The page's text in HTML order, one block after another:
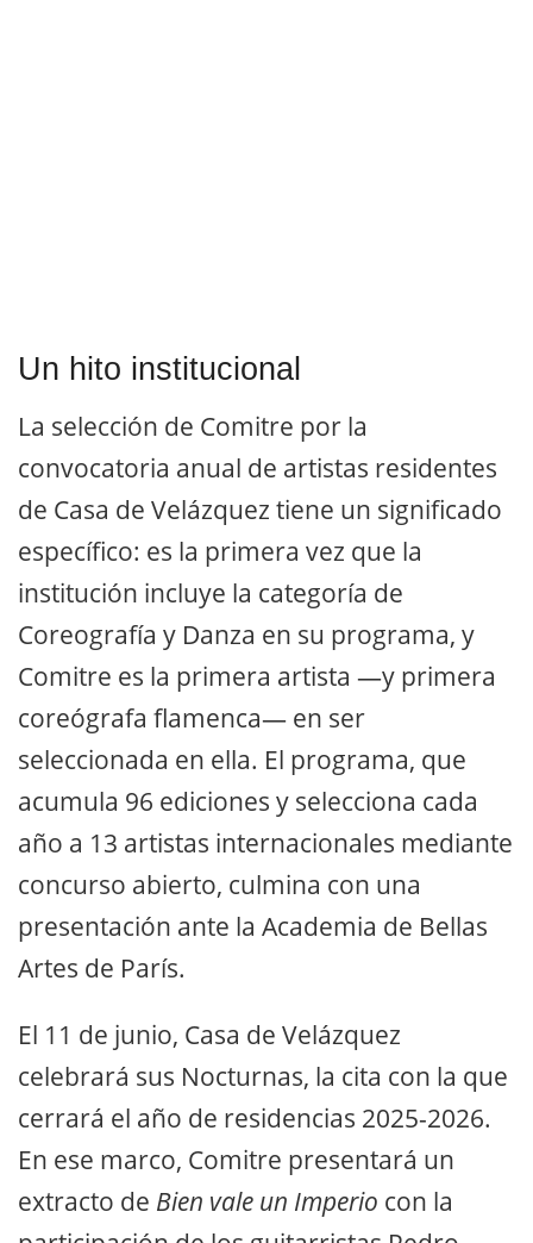
Un hito institucional
La selección de Comitre por la
convocatoria anual de artistas residentes
de Casa de Velázquez tiene un significado
específico: es la primera vez que la
institución incluye la categoría de
Coreografía y Danza en su programa, y
Comitre es la primera artista —y primera
coreógrafa flamenca— en ser
seleccionada en ella. El programa, que
acumula 96 ediciones y selecciona cada
año a 13 artistas internacionales mediante
concurso abierto, culmina con una
presentación ante la Academia de Bellas
Artes de París.
El 11 de junio, Casa de Velázquez
celebrará sus Nocturnas, la cita con la que
cerrará el año de residencias 2025-2026.
En ese marco, Comitre presentará un
extracto de Bien vale un Imperio con la